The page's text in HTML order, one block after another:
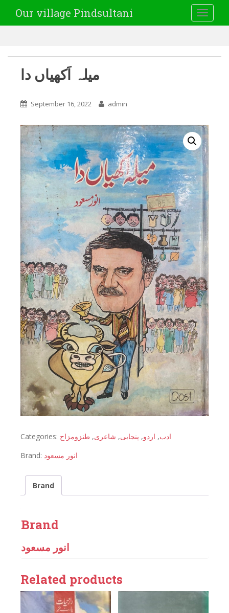
Our village Pindsultani
میلہ اَکھیاں دا
September 16, 2022 admin
Categories: ادب, اردو, پنجابی, شاعری, طنزومزاح
Brand: انور مسعود
Brand
Brand
انور مسعود
Related products